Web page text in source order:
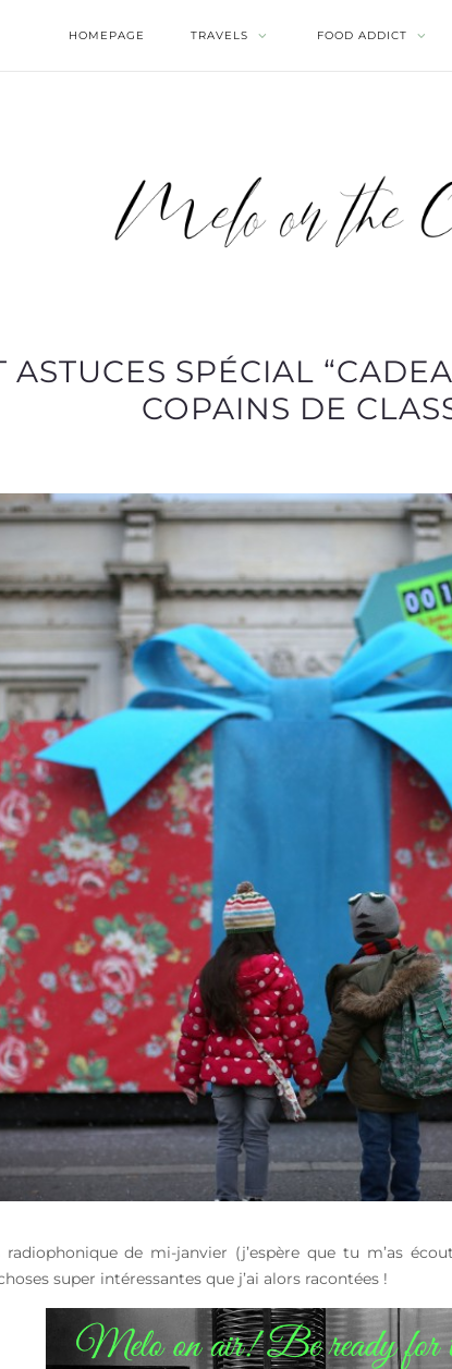
HOMEPAGE TRAVELS FOOD ADDICT
ASTUCES SPÉCIAL
COPAINS DE
de mi-janvier (j’espère que tu m’as
super intéressantes que j’ai alors racontées !